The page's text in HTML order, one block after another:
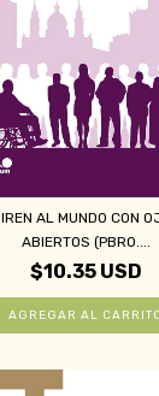
AL MUNDO CON
ABIERTOS (PBRO....
$10.35 USD